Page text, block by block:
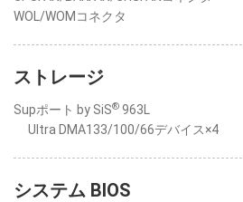
WOL/WOMコネクタ
ストレージ
Supポート by SiS® 963L
Ultra DMA133/100/66デバイス×4
システム BIOS